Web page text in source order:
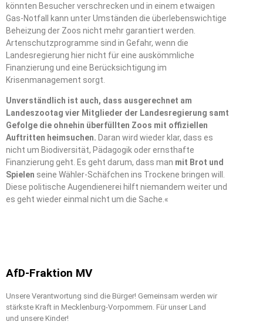
könnten Besucher verschrecken und in einem etwaigen
Gas-Notfall kann unter Umständen die überlebenswichtige
Beheizung der Zoos nicht mehr garantiert werden.
Artenschutzprogramme sind in Gefahr, wenn die
Landesregierung hier nicht für eine auskömmliche
Finanzierung und eine Berücksichtigung im
Krisenmanagement sorgt.
Unverständlich ist auch, dass ausgerechnet am
Landeszootag vier Mitglieder der Landesregierung samt
Gefolge die ohnehin überfüllten Zoos mit offiziellen
Auftritten heimsuchen. Daran wird wieder klar, dass es
nicht um Biodiversität, Pädagogik oder ernsthafte
Finanzierung geht. Es geht darum, dass man mit Brot und
Spielen seine Wähler-Schäfchen ins Trockene bringen will.
Diese politische Augendienerei hilft niemandem weiter und
es geht wieder einmal nicht um die Sache.«
AfD-Fraktion MV
Unsere Verantwortung sind die Bürger! Gemeinsam werden wir
stärkste Kraft in Mecklenburg-Vorpommern. Für unser Land
und unsere Kinder!